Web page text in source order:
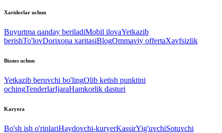
Xaridorlar uchun
Buyurtma qanday beriladiMobil ilovaYetkazib
berishTo'lovDorixona xaritasiBlogOmmaviy offertaXavfsizlik
Biznes uchun
Yetkazib beruvchi bo'lingOlib ketish punktini
ochingTenderlarIjaraHamkorlik dasturi
Karyera
Bo'sh ish o'rinlariHaydovchi-kuryerKassirYig'uvchiSotuvchi